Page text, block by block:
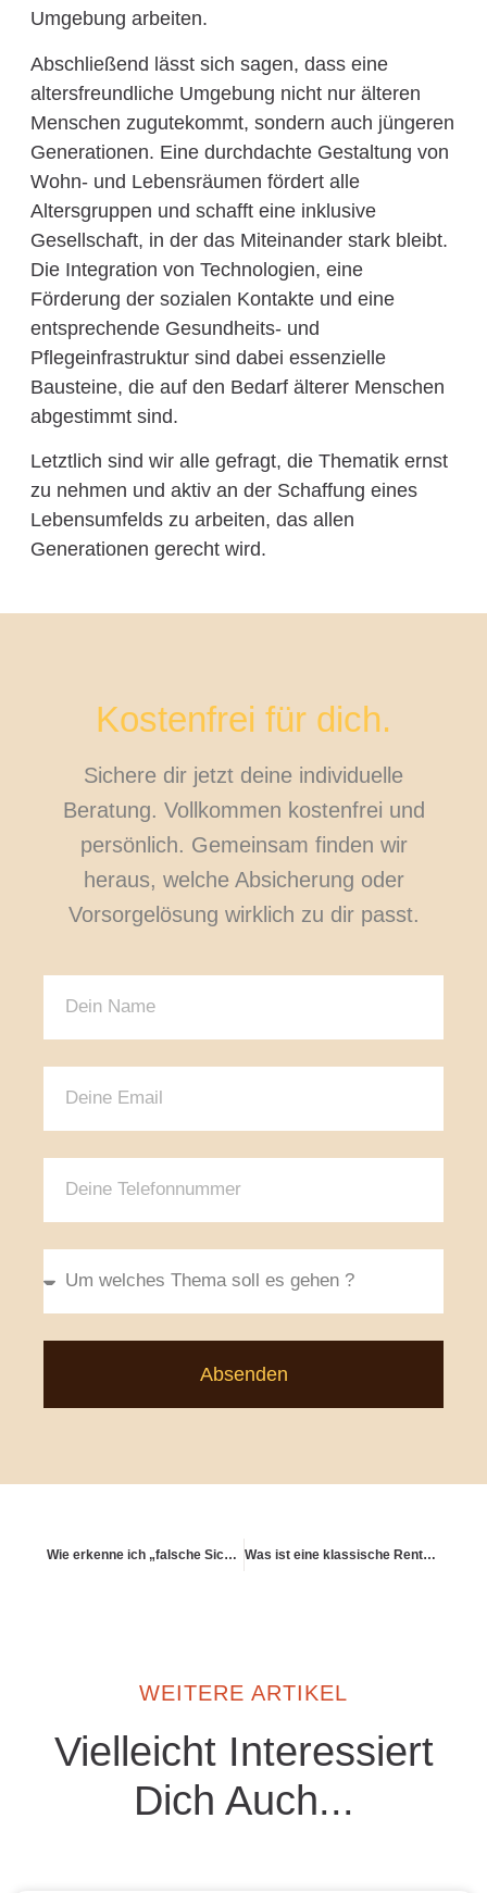
Umgebung arbeiten.
Abschließend lässt sich sagen, dass eine
altersfreundliche Umgebung nicht nur älteren
Menschen zugutekommt, sondern auch jüngeren
Generationen. Eine durchdachte Gestaltung von
Wohn- und Lebensräumen fördert alle
Altersgruppen und schafft eine inklusive
Gesellschaft, in der das Miteinander stark bleibt.
Die Integration von Technologien, eine
Förderung der sozialen Kontakte und eine
entsprechende Gesundheits- und
Pflegeinfrastruktur sind dabei essenzielle
Bausteine, die auf den Bedarf älterer Menschen
abgestimmt sind.
Letztlich sind wir alle gefragt, die Thematik ernst
zu nehmen und aktiv an der Schaffung eines
Lebensumfelds zu arbeiten, das allen
Generationen gerecht wird.
Kostenfrei für dich.
Sichere dir jetzt deine individuelle
Beratung. Vollkommen kostenfrei und
persönlich. Gemeinsam finden wir
heraus, welche Absicherung oder
Vorsorgelösung wirklich zu dir passt.
Absenden
Wie erkenne ich „falsche Sicherheit“? Was ist eine klassische Rentenversicherung und wie sicher ist sie?
WEITERE ARTIKEL
Vielleicht Interessiert
Dich Auch...